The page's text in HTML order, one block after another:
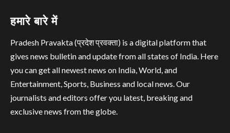
हमारे बारे में
Pradesh Pravakta (प्रदेश प्रवक्ता) is a digital platform that
gives news bulletin and update from all states of India. Here
you can get all newest news on India, World, and
Entertainment, Sports, Business and local news. Our
journalists and editors offer you latest, breaking and
exclusive news from the globe.